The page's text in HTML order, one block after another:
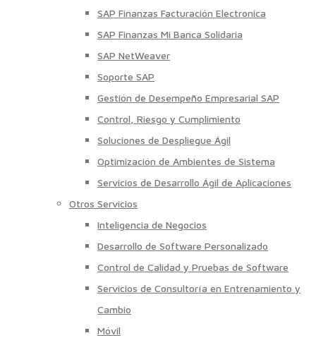
SAP Finanzas Facturación Electronica
SAP Finanzas Mi Banca Solidaria
SAP NetWeaver
Soporte SAP
Gestión de Desempeño Empresarial SAP
Control, Riesgo y Cumplimiento
Soluciones de Despliegue Ágil
Optimización de Ambientes de Sistema
Servicios de Desarrollo Ágil de Aplicaciones
Otros Servicios
Inteligencia de Negocios
Desarrollo de Software Personalizado
Control de Calidad y Pruebas de Software
Servicios de Consultoría en Entrenamiento y
Cambio
Móvil